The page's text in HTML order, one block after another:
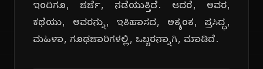
ಇಂದಿಗೂ, ಚರ್ಚೆ, ನಡೆಯುತ್ತಿದೆ. ಆದರೆ, ಅವರ,
ಕಥೆಯು, ಅವರನ್ನು, ಇತಿಹಾಸದ, ಅತ್ಯಂತ, ಪ್ರಸಿದ್ಧ,
ಮಹಿಳಾ, ಗೂಢಚಾರಿಗಳಲ್ಲಿ, ಒಬ್ಬರನ್ನಾಗಿ, ಮಾಡಿದೆ.